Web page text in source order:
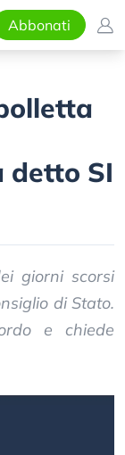
Abbonati
detto SI
giorni scorsi
di Stato.
e chiede